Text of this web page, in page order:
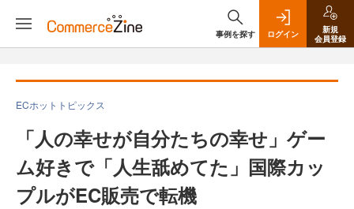
事例を探す ログイン
新規
会員登録
ECホットトピックス
「人の幸せが自分たちの幸せ」ゲー
ム好きで「人生舐めてた」国際カッ
プルがEC販売で転機